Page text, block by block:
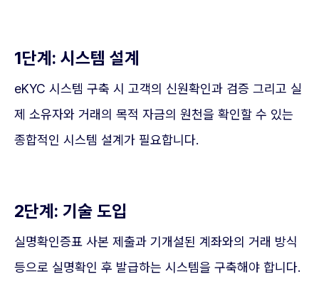
1단계: 시스템 설계
eKYC 시스템 구축 시 고객의 신원확인과 검증 그리고 실
제 소유자와 거래의 목적 자금의 원천을 확인할 수 있는
종합적인 시스템 설계가 필요합니다.
2단계: 기술 도입
실명확인증표 사본 제출과 기개설된 계좌와의 거래 방식
등으로 실명확인 후 발급하는 시스템을 구축해야 합니다.